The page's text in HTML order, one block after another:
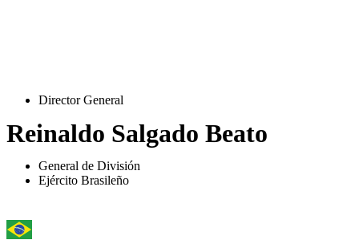
Director General
Reinaldo Salgado Beato
General de División
Ejército Brasileño